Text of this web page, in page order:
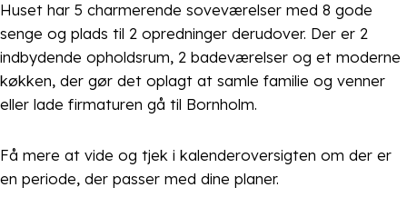
Huset har 5 charmerende soveværelser med 8 gode
senge og plads til 2 opredninger derudover. Der er 2
indbydende opholdsrum, 2 badeværelser og et moderne
køkken, der gør det oplagt at samle familie og venner
eller lade firmaturen gå til Bornholm.
Få mere at vide og tjek i kalenderoversigten om der er
en periode, der passer med dine planer.